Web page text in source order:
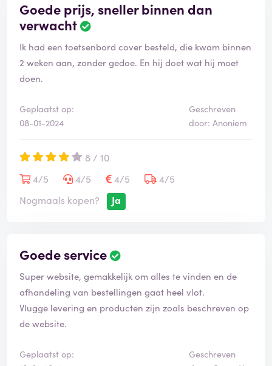
Goede prijs, sneller binnen dan
verwacht
Ik had een toetsenbord cover besteld, die kwam binnen
2 weken aan, zonder gedoe. En hij doet wat hij moet
doen.
Geplaatst op:
08-01-2024
Geschreven
door: Anoniem
8 / 10
4/5
4/5 4/5
4/5
Nogmaals kopen?
Ja
Goede service
Super website, gemakkelijk om alles te vinden en de
afhandeling van bestellingen gaat heel vlot.
Vlugge levering en producten zijn zoals beschreven op
de website.
Geplaatst op:
Geschreven